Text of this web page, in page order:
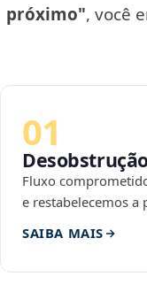
próximo", você
01
Fluxo
e restabelecemos a
SAIBA MAIS